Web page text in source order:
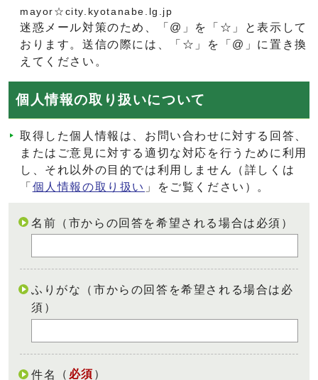
mayor☆city.kyotanabe.lg.jp
迷惑メール対策のため、「@」を「☆」と表示して
おります。送信の際には、「☆」を「@」に置き換
えてください。
個人情報の取り扱いについて
取得した個人情報は、お問い合わせに対する回答、
またはご意見に対する適切な対応を行うために利用
し、それ以外の目的では利用しません（詳しくは
「 個人情報の取り扱い 」をご覧ください）。
名前（市からの回答を希望される場合は必須）
ふりがな（市からの回答を希望される場合は必
須）
件名 （ 必須 ）